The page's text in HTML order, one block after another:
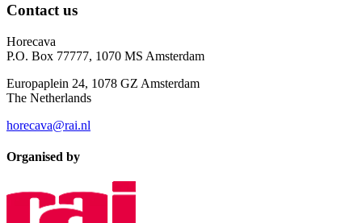
Contact us
Horecava
P.O. Box 77777, 1070 MS Amsterdam
Europaplein 24, 1078 GZ Amsterdam
The Netherlands
horecava@rai.nl
Organised by